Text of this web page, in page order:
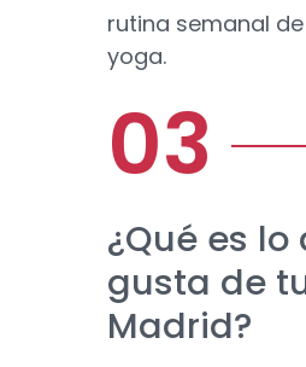
rutina semanal
yoga.
¿Qué es
gusta de
Madrid?